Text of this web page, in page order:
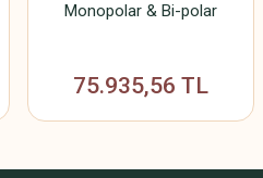
Monopolar & Bi-polar
75.935,56 TL